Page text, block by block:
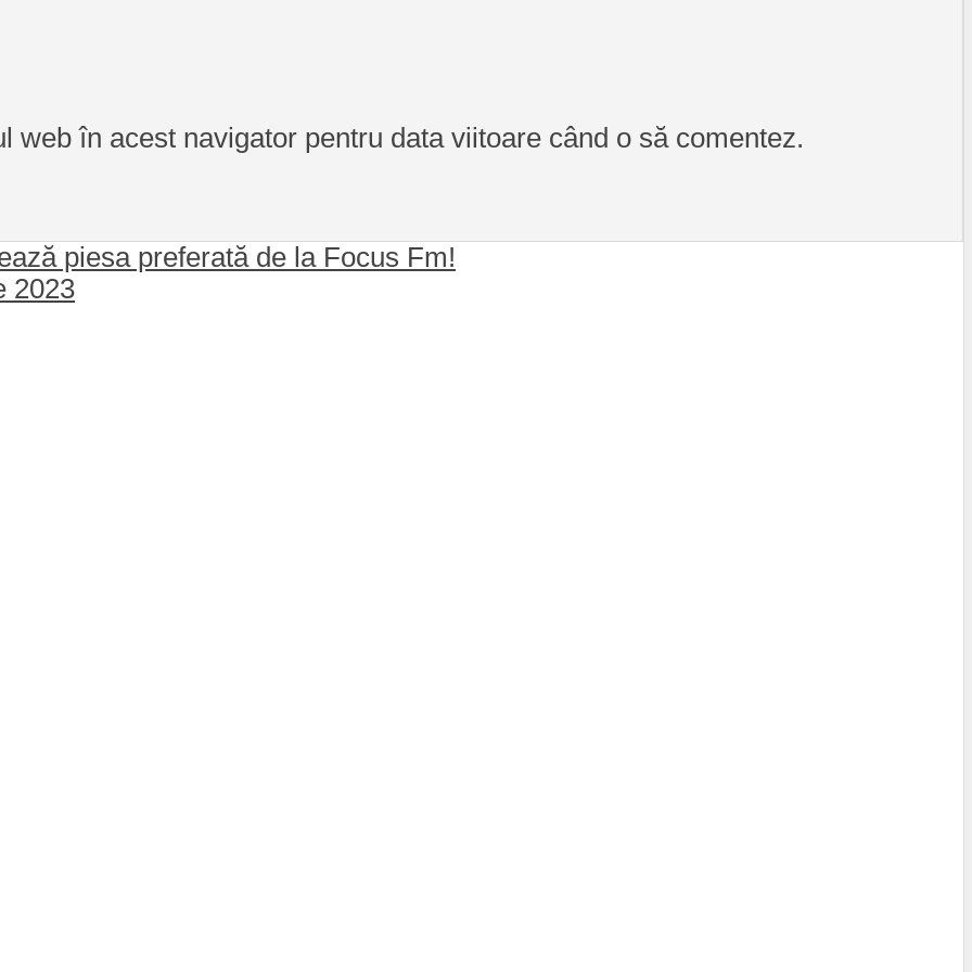
web în acest navigator pentru data viitoare când o să comentez.
piesa preferată de la Focus Fm!
2023